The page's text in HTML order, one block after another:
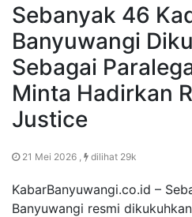
Sebanyak 46
Banyuwangi
Sebagai
Minta Hadirkan
Justice
21 Mei 2026 , dilihat 29k
KabarBanyuwangi.co.id –
Banyuwangi resmi